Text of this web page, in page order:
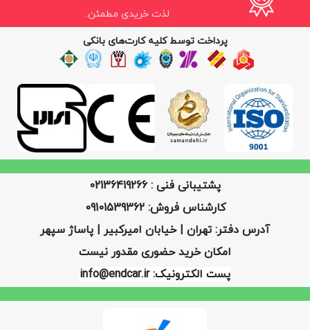
لذت خریدی مطمئن.
پرداخت توسط کلیه کارت‌های بانکی
پشتیبانی فنی : 02136419266
کارشناس فروش: 09101539362
آدرس دفتر: تهران | خیابان امیرکبیر | پاساژ سپهر
امکان خرید حضوری مقدور نیست
پست الکترونیک: info@endcar.ir